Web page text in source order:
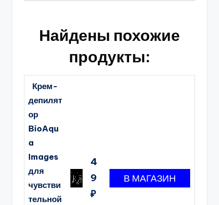
Найдены похожие
продукты:
Крем-
депилят
ор
BioAqu
a
Images
для
чувстви
тельной
4
9
₽